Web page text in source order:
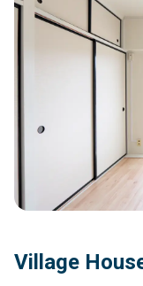
Village